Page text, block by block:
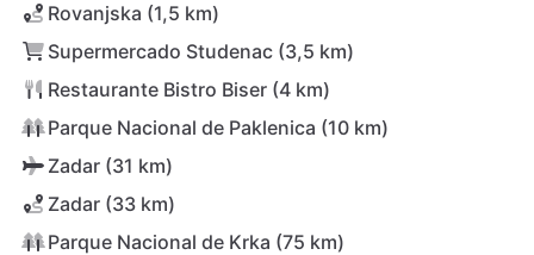
Rovanjska (1,5 km)
Supermercado Studenac (3,5 km)
Restaurante Bistro Biser (4 km)
Parque Nacional de Paklenica (10 km)
Zadar (31 km)
Zadar (33 km)
Parque Nacional de Krka (75 km)